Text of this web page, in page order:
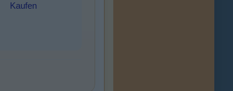
Kaufen